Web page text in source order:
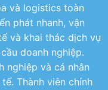
và logistics toàn
phát nhanh, vận
và khai thác dịch vụ
doanh nghiệp.
nghiệp và cá nhân
Thành viên chính